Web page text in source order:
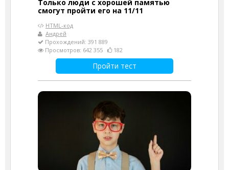
Только люди с хорошей памятью
смогут пройти его на 11/11
HTML-код
Андрей
Прохождений: 391 889
Просмотров: 642 355
182
Пройти тест